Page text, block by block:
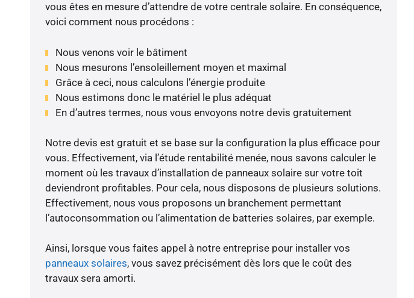
vous êtes en mesure d’attendre de votre centrale solaire. En conséquence,
voici comment nous procédons :
Nous venons voir le bâtiment
Nous mesurons l’ensoleillement moyen et maximal
Grâce à ceci, nous calculons l’énergie produite
Nous estimons donc le matériel le plus adéquat
En d’autres termes, nous vous envoyons notre devis gratuitement
Notre devis est gratuit et se base sur la configuration la plus efficace pour
vous. Effectivement, via l’étude rentabilité menée, nous savons calculer le
moment où les travaux d’installation de panneaux solaire sur votre toit
deviendront profitables. Pour cela, nous disposons de plusieurs solutions.
Effectivement, nous vous proposons un branchement permettant
l’autoconsommation ou l’alimentation de batteries solaires, par exemple.
Ainsi, lorsque vous faites appel à notre entreprise pour installer vos
panneaux solaires, vous savez précisément dès lors que le coût des
travaux sera amorti.